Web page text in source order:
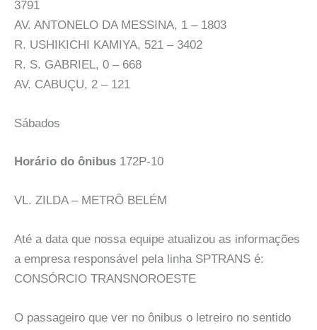
3791
AV. ANTONELO DA MESSINA, 1 – 1803
R. USHIKICHI KAMIYA, 521 – 3402
R. S. GABRIEL, 0 – 668
AV. CABUÇU, 2 – 121
Sábados
Horário do ônibus 172P-10
VL. ZILDA – METRÔ BELÉM
Até a data que nossa equipe atualizou as informações
a empresa responsável pela linha SPTRANS é:
CONSÓRCIO TRANSNOROESTE
O passageiro que ver no ônibus o letreiro no sentido